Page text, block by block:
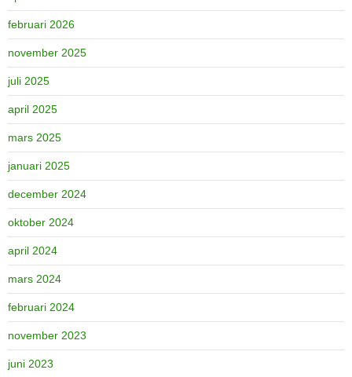
februari 2026
november 2025
juli 2025
april 2025
mars 2025
januari 2025
december 2024
oktober 2024
april 2024
mars 2024
februari 2024
november 2023
juni 2023